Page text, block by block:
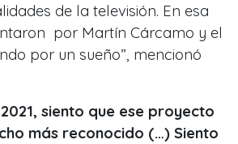
de la televisión. En esa
por Martín Cárcamo y el
por un sueño”, mencionó
siento que ese proyecto
más reconocido (…) Siento